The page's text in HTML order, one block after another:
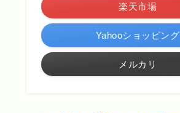
楽天市場
Yahooショッピング
メルカリ